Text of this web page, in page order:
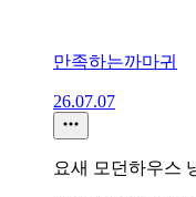
만족하는까마귀
26.07.07
요새 모던하우스